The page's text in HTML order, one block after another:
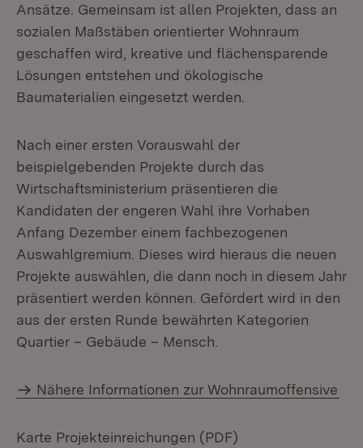
Ansätze. Gemeinsam ist allen Projekten, dass an
sozialen Maßstäben orientierter Wohnraum
geschaffen wird, kreative und flächensparende
Lösungen entstehen und ökologische
Baumaterialien eingesetzt werden.
Nach einer ersten Vorauswahl der
beispielgebenden Projekte durch das
Wirtschaftsministerium präsentieren die
Kandidaten der engeren Wahl ihre Vorhaben
Anfang Dezember einem fachbezogenen
Auswahlgremium. Dieses wird hieraus die neuen
Projekte auswählen, die dann noch in diesem Jahr
präsentiert werden können. Gefördert wird in den
aus der ersten Runde bewährten Kategorien
Quartier – Gebäude – Mensch.
Nähere Informationen zur Wohnraumoffensive
Karte Projekteinreichungen (PDF)